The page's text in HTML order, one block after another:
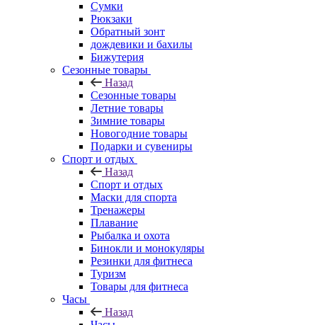
Сумки
Рюкзаки
Обратный зонт
дождевики и бахилы
Бижутерия
Сезонные товары
Назад
Сезонные товары
Летние товары
Зимние товары
Новогодние товары
Подарки и сувениры
Спорт и отдых
Назад
Спорт и отдых
Маски для спорта
Тренажеры
Плавание
Рыбалка и охота
Бинокли и монокуляры
Резинки для фитнеса
Туризм
Товары для фитнеса
Часы
Назад